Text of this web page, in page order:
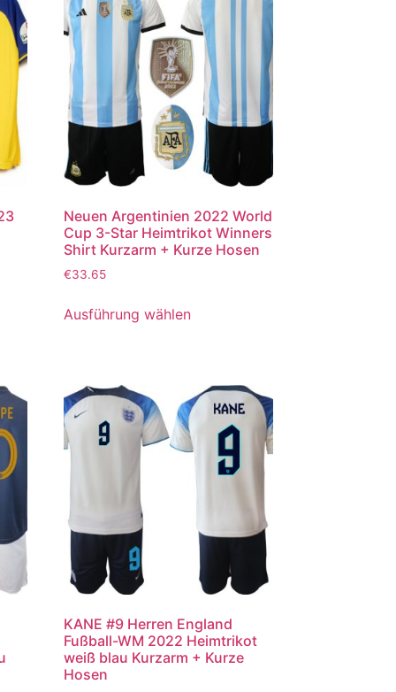
Neuen Argentinien 2022 World
Cup 3-Star Heimtrikot Winners
Shirt Kurzarm + Kurze Hosen
€33.65
Ausführung wählen
KANE #9 Herren England
Fußball-WM 2022 Heimtrikot
weiß blau Kurzarm + Kurze
Hosen